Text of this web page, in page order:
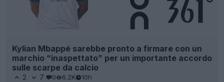
Kylian Mbappé sarebbe pronto a firmare con un
marchio “inaspettato” per un importante accordo
sulle scarpe da calcio
2 7 0 6.2K 10h